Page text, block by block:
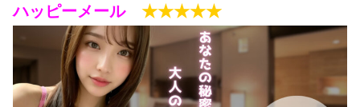
ハッピーメール ★★★★★